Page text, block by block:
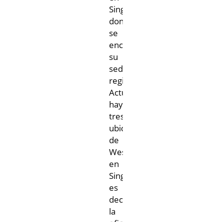
Singapur,
donde
se
encuentra
su
sede
regional.
Actualmente
hay
tres
ubicaciones
de
West
en
Singapur,
es
decir,
la